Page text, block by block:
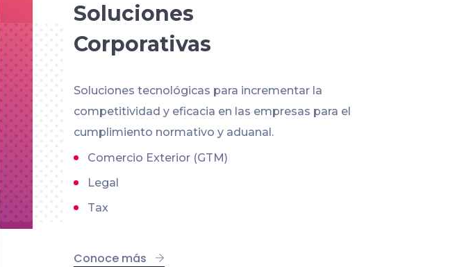
Soluciones
Corporativas
Soluciones tecnológicas para incrementar la
competitividad y eficacia en las empresas para el
cumplimiento normativo y aduanal.
Comercio Exterior (GTM)
Legal
Tax
Conoce más